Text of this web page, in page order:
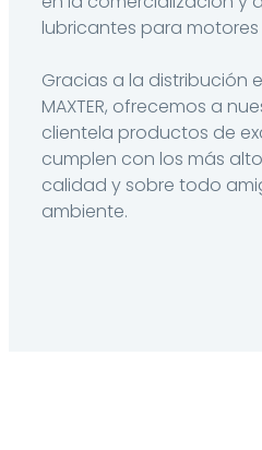
lubricantes para motores
Gracias a la distribución
MAXTER, ofrecemos a
clientela productos de
cumplen con los más
calidad y sobre todo
ambiente.